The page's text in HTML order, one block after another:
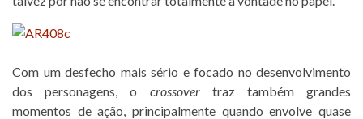
Com um desfecho mais sério e focado no desenvolvimento
dos personagens, o crossovertraz também grandes
momentos de ação, principalmente quando envolve quase